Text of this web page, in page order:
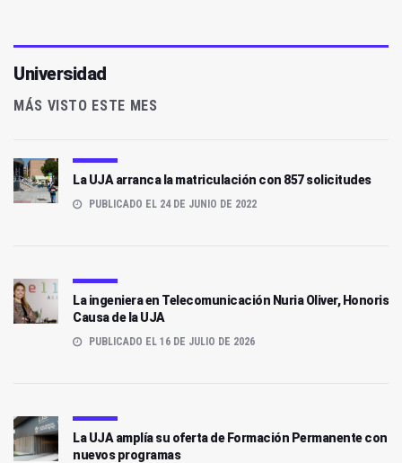
Universidad
MÁS VISTO ESTE MES
La UJA arranca la matriculación con 857 solicitudes
PUBLICADO EL 24 DE JUNIO DE 2022
La ingeniera en Telecomunicación Nuria Oliver, Honoris
Causa de la UJA
PUBLICADO EL 16 DE JULIO DE 2026
La UJA amplía su oferta de Formación Permanente con
nuevos programas